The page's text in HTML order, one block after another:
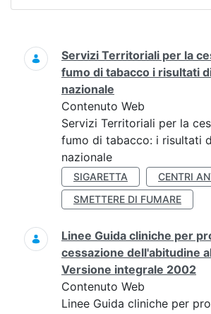
Ricerca
Servizi Territoriali per la
fumo di tabacco i risultati
nazionale
Contenuto Web
Servizi Territoriali per la
fumo di tabacco: i risultati
nazionale
SIGARETTA
CENTRI
SMETTERE DI FUMARE
Linee Guida cliniche per
cessazione dell'abitudine
Versione integrale 2002
Contenuto Web
Linee Guida cliniche per